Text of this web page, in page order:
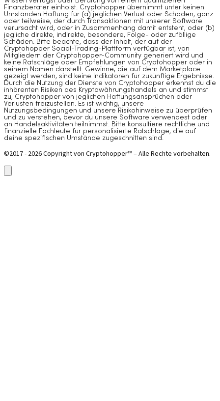
Finanzberater einholst. Cryptohopper übernimmt unter keinen
Umständen Haftung für (a) jeglichen Verlust oder Schaden, ganz
oder teilweise, der durch Transaktionen mit unserer Software
verursacht wird, oder in Zusammenhang damit entsteht, oder (b)
jegliche direkte, indirekte, besondere, Folge- oder zufällige
Schäden. Bitte beachte, dass der Inhalt, der auf der
Cryptohopper Social-Trading-Plattform verfügbar ist, von
Mitgliedern der Cryptohopper-Community generiert wird und
keine Ratschläge oder Empfehlungen von Cryptohopper oder in
seinem Namen darstellt. Gewinne, die auf dem Marketplace
gezeigt werden, sind keine Indikatoren für zukünftige Ergebnisse.
Durch die Nutzung der Dienste von Cryptohopper erkennst du die
inhärenten Risiken des Kryptowährungshandels an und stimmst
zu, Cryptohopper von jeglichen Haftungsansprüchen oder
Verlusten freizustellen. Es ist wichtig, unsere
Nutzungsbedingungen und unsere Risikohinweise zu überprüfen
und zu verstehen, bevor du unsere Software verwendest oder
an Handelsaktivitäten teilnimmst. Bitte konsultiere rechtliche und
finanzielle Fachleute für personalisierte Ratschläge, die auf
deine spezifischen Umstände zugeschnitten sind.
©2017 - 2026 Copyright von Cryptohopper™ – Alle Rechte vorbehalten.